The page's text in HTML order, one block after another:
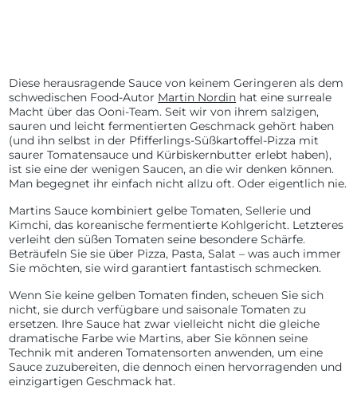
Diese herausragende Sauce von keinem Geringeren als dem
schwedischen Food-Autor Martin Nordin hat eine surreale
Macht über das Ooni-Team. Seit wir von ihrem salzigen,
sauren und leicht fermentierten Geschmack gehört haben
(und ihn selbst in der Pfifferlings-Süßkartoffel-Pizza mit
saurer Tomatensauce und Kürbiskernbutter erlebt haben),
ist sie eine der wenigen Saucen, an die wir denken können.
Man begegnet ihr einfach nicht allzu oft. Oder eigentlich nie.
Martins Sauce kombiniert gelbe Tomaten, Sellerie und
Kimchi, das koreanische fermentierte Kohlgericht. Letzteres
verleiht den süßen Tomaten seine besondere Schärfe.
Beträufeln Sie sie über Pizza, Pasta, Salat – was auch immer
Sie möchten, sie wird garantiert fantastisch schmecken.
Wenn Sie keine gelben Tomaten finden, scheuen Sie sich
nicht, sie durch verfügbare und saisonale Tomaten zu
ersetzen. Ihre Sauce hat zwar vielleicht nicht die gleiche
dramatische Farbe wie Martins, aber Sie können seine
Technik mit anderen Tomatensorten anwenden, um eine
Sauce zuzubereiten, die dennoch einen hervorragenden und
einzigartigen Geschmack hat.